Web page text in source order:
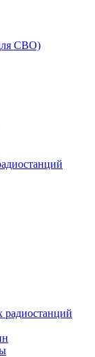
СВО)